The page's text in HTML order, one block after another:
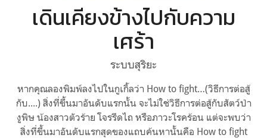
เดินเคียงข้างไปกับความ
เศร้า
ระบบสุริยะ
หากคุณลองพิมพ์ลงไปในกูเกิ้ลว่า How to fight…(วิธีการต่อสู้
กับ....) สิ่งที่ขึ้นมาอันดับแรกนั้น จะไม่ใช่วิธีการต่อสู้กับสัตว์ป่า
งูพิษ น้องสาวตัวร้าย โจรรีดไถ หรือภาวะโรคร้อน แต่จะพบว่า
สิ่งที่ขึ้นมาอันดับแรกสุดของแถบค้นหานั้นคือ How to fight